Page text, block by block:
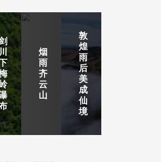
烟
雨
齐
云
山
敦
煌
雨
后
美
成
仙
境